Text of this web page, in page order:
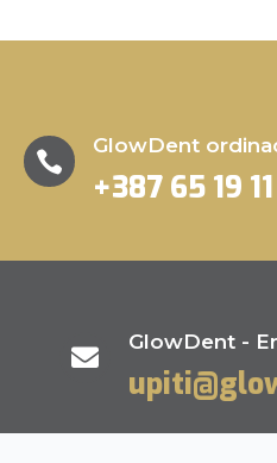

GlowDent
+387 65 19

GlowDent -